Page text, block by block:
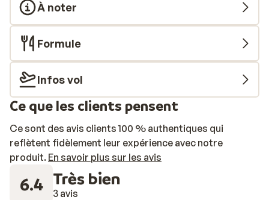
À noter
Formule
Infos vol
Ce que les clients pensent
Ce sont des avis clients 100 % authentiques qui
reflètent fidèlement leur expérience avec notre
produit. En savoir plus sur les avis
6.4 Très bien
3 avis